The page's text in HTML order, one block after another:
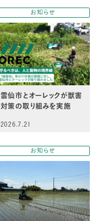
お知らせ
雲仙市とオーレックが獣害
対策の取り組みを実施​
2026.7.21
お知らせ